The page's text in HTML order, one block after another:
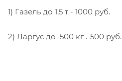
1) Газель до 1,5 т - 1000 руб.
2) Ларгус до 500 кг .-500 руб.